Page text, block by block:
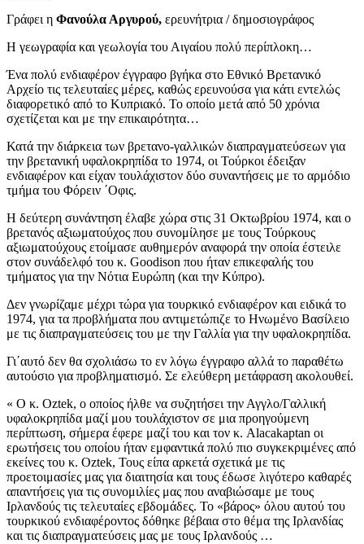
Γράφει η Φανούλα Αργυρού, ερευνήτρια / δημοσιογράφος
Η γεωγραφία και γεωλογία του Αιγαίου πολύ περίπλοκη…
Ένα πολύ ενδιαφέρον έγγραφο βγήκα στο Εθνικό Βρετανικό
Αρχείο τις τελευταίες μέρες, καθώς ερευνούσα για κάτι εντελώς
διαφορετικό από το Κυπριακό. Το οποίο μετά από 50 χρόνια
σχετίζεται και με την επικαιρότητα…
Κατά την διάρκεια των βρετανο-γαλλικών διαπραγματεύσεων για
την βρετανική υφαλοκρηπίδα το 1974, οι Τούρκοι έδειξαν
ενδιαφέρον και είχαν τουλάχιστον δύο συναντήσεις με το αρμόδιο
τμήμα του Φόρειν ΄Οφις.
Η δεύτερη συνάντηση έλαβε χώρα στις 31 Οκτωβρίου 1974, και ο
βρετανός αξιωματούχος που συνομίλησε με τους Τούρκους
αξιωματούχους ετοίμασε αυθημερόν αναφορά την οποία έστειλε
στον συνάδελφό του κ. Goodison που ήταν επικεφαλής του
τμήματος για την Νότια Ευρώπη (και την Κύπρο).
Δεν γνωρίζαμε μέχρι τώρα για τουρκικό ενδιαφέρον και ειδικά το
1974, για τα προβλήματα που αντιμετώπιζε το Ηνωμένο Βασίλειο
με τις διαπραγματεύσεις του με την Γαλλία για την υφαλοκρηπίδα.
Γι΄αυτό δεν θα σχολιάσω το εν λόγω έγγραφο αλλά το παραθέτω
αυτούσιο για προβληματισμό. Σε ελεύθερη μετάφραση ακολουθεί.
« Ο κ. Oztek, ο οποίος ήλθε να συζητήσει την Αγγλο/Γαλλική
υφαλοκρηπίδα μαζί μου τουλάχιστον σε μια προηγούμενη
περίπτωση, σήμερα έφερε μαζί του και τον κ. Alacakaptan οι
ερωτήσεις του οποίου ήταν εμφαντικά πολύ πιο συγκεκριμένες από
εκείνες του κ. Oztek, Τους είπα αρκετά σχετικά με τις
προετοιμασίες μας για διαιτησία και τους έδωσε λιγότερο καθαρές
απαντήσεις για τις συνομιλίες μας που αναβιώσαμε με τους
Ιρλανδούς τις τελευταίες εβδομάδες. Το «βάρος» όλου αυτού του
τουρκικού ενδιαφέροντος δόθηκε βέβαια στο θέμα της Ιρλανδίας
και τις διαπραγματεύσεις μας με τους Ιρλανδούς …